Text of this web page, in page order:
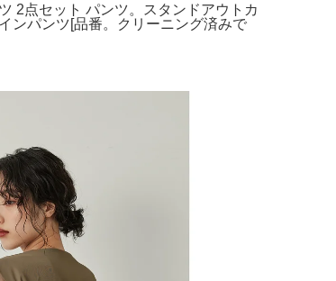
2点セット パンツ。スタンドアウトカ
ンパンツ[品番。クリーニング済みで